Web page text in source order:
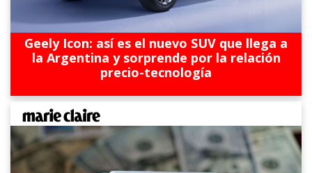
Geely Icon: así es el nuevo SUV que llega a
la Argentina y sorprende por la relación
precio-tecnología